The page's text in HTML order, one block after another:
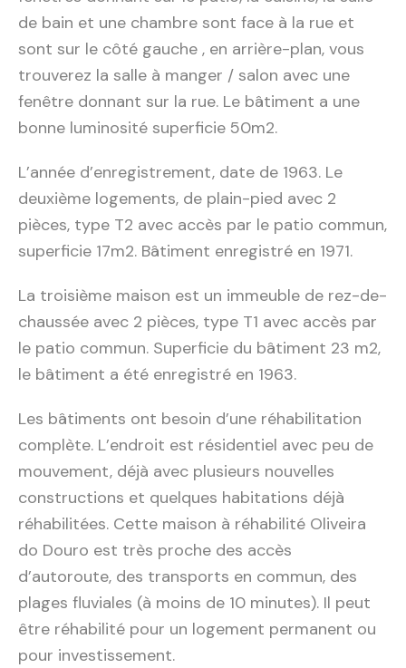
de bain et une chambre sont face à la rue et
sont sur le côté gauche , en arrière-plan, vous
trouverez la salle à manger / salon avec une
fenêtre donnant sur la rue. Le bâtiment a une
bonne luminosité superficie 50m2.
L’année d’enregistrement, date de 1963. Le
deuxième logements, de plain-pied avec 2
pièces, type T2 avec accès par le patio commun,
superficie 17m2. Bâtiment enregistré en 1971.
La troisième maison est un immeuble de rez-de-
chaussée avec 2 pièces, type T1 avec accès par
le patio commun. Superficie du bâtiment 23 m2,
le bâtiment a été enregistré en 1963.
Les bâtiments ont besoin d’une réhabilitation
complète. L’endroit est résidentiel avec peu de
mouvement, déjà avec plusieurs nouvelles
constructions et quelques habitations déjà
réhabilitées. Cette maison à réhabilité Oliveira
do Douro est très proche des accès
d’autoroute, des transports en commun, des
plages fluviales (à moins de 10 minutes). Il peut
être réhabilité pour un logement permanent ou
pour investissement.